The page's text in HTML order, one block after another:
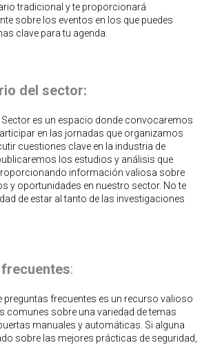
tradicional y te proporcionará
sobre los eventos en los que puedes
clave para tu agenda.
del sector:
Sector es un espacio donde convocaremos
en las jornadas que organizamos
cuestiones clave en la industria de
los estudios y análisis que
información valiosa sobre
y oportunidades en nuestro sector. No te
de estar al tanto de las investigaciones
:
preguntas frecuentes es un recurso valioso
comunes sobre una variedad de temas
manuales y automáticas. Si alguna
sobre las mejores prácticas de seguridad,